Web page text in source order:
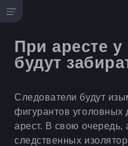
При аресте у
будут
Следователи будут
фигурантов
арест. В свою очередь,
следственных